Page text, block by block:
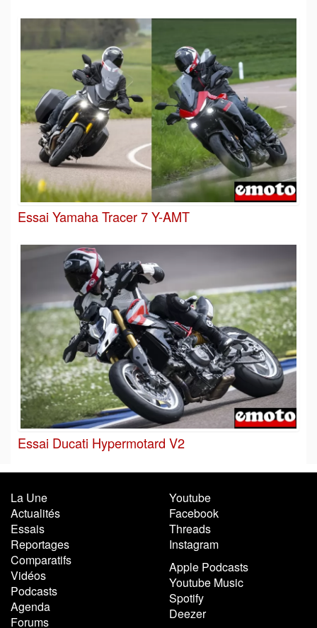
Essai Yamaha Tracer 7 Y-AMT
Essai Ducati Hypermotard V2
La Une
Actualités
Essais
Reportages
Comparatifs
Vidéos
Podcasts
Agenda
Forums
Youtube
Facebook
Threads
Instagram
Apple Podcasts
Youtube Music
Spotify
Deezer